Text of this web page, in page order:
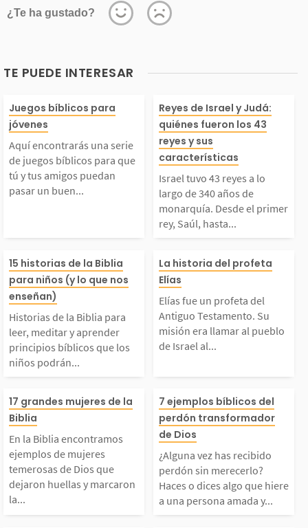
¿Te ha gustado?
TE PUEDE INTERESAR
encontrarás una
de juegos bíblico
para que tú y tus am
puedan pasar un
tiempo mientras
más sobre la
de Dios. Jueg
Juegos bíblicos para
jóvenes
Aquí encontrarás una serie
de juegos bíblicos para que
tú y tus amigos puedan
pasar un buen...
Israel tuvo 43
lo largo de
e monarquía.
primer rey,
a Sedequías,
rey antes del
Babilonia, la...
Reyes de Israel y Judá:
quiénes fueron los 43
reyes y sus
características
Israel tuvo 43 reyes a lo
largo de 340 años de
monarquía. Desde el primer
rey, Saúl, hasta...
de la Biblia
leer, meditar y a
principios bíb
que los niños po
aplicar en su dia
vivir. 1. La creació
2. Adán y Eva...
15 historias de la Biblia
para niños (y lo que nos
enseñan)
Historias de la Biblia para
leer, meditar y aprender
principios bíblicos que los
niños podrán...
Elías fue un
el Antiguo
o. Su misión
r al pueblo de
l
mbatir la
le conoció por
r...
La historia del profeta
Elías
Elías fue un profeta del
Antiguo Testamento. Su
misión era llamar al pueblo
de Israel al...
la Biblia encontra
ejemplos de muje
temerosas de Dios
dejaron huellas y
17 grandes mujeres de la
Biblia
En la Biblia encontramos
ejemplos de mujeres
temerosas de Dios que
dejaron huellas y marcaron
la...
¿Alguna vez
ido perdón sin
rlo? Haces o
o que hiere a
7 ejemplos bíblicos del
perdón transformador
de Dios
¿Alguna vez has recibido
perdón sin merecerlo?
Haces o dices algo que hiere
a una persona amada y...